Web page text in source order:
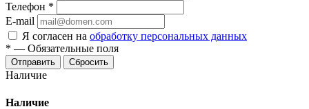
Телефон *
E-mail
Я согласен на обработку персональных данных
* — Обязательные поля
Отправить Сбросить
Наличие
Наличие